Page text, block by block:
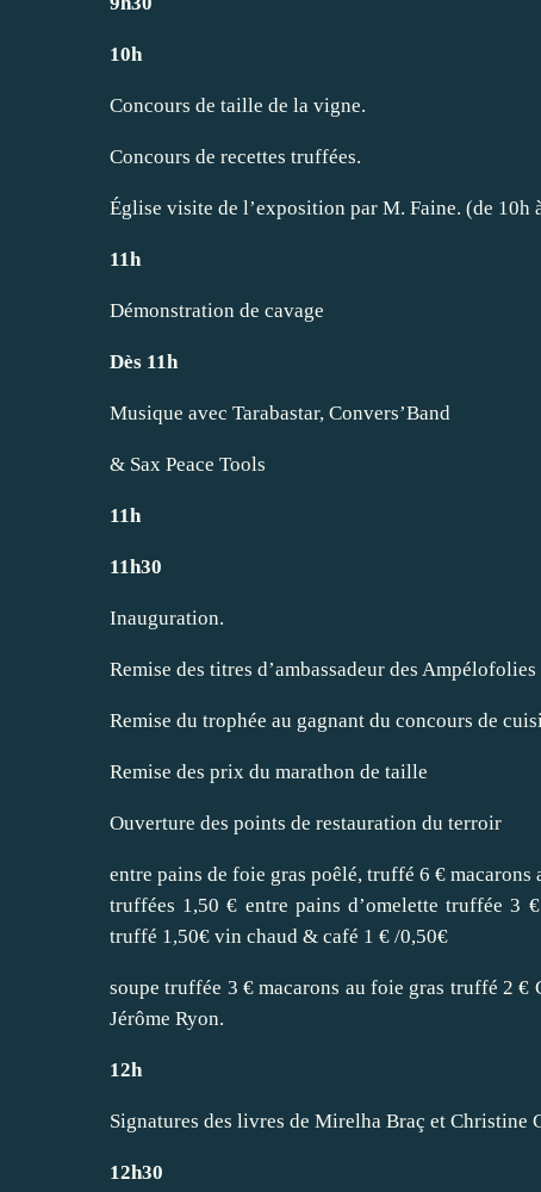
10h
Concours de taille de la vigne.
Concours de recettes truffées.
Église visite de l’exposition par M. Faine. (de 10h
11h
Démonstration de cavage
Dès 11h
Musique avec Tarabastar, Convers’Band
& Sax Peace Tools
11h
11h30
Inauguration.
Remise des titres d’ambassadeur des Ampélofolies
Remise du trophée au gagnant du concours de
Remise des prix du marathon de taille
Ouverture des points de restauration du terroir
entre pains de foie gras poêlé, truffé 6 €
truffées 1,50 € entre pains d’omelette truffée 3
truffé 1,50€ vin chaud & café 1 € /0,50€
soupe truffée 3 € macarons au foie gras truffé 2
Jérôme Ryon.
12h
Signatures des livres de Mirelha Braç et Christine
12h30